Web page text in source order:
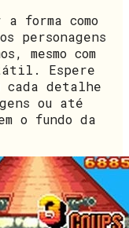
forma como
personagens
mesmo com
Espere
cada detalhe
ou até
o fundo da